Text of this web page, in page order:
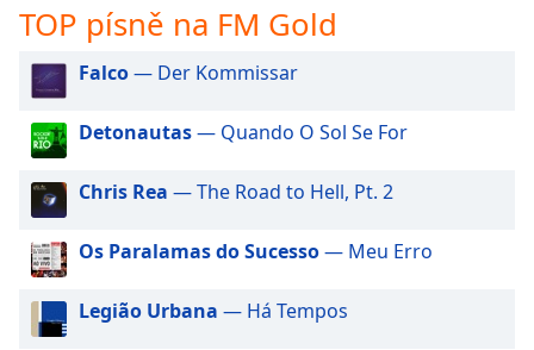
dialog
subtitles
off
selected
Audio
Track
Picture-
Picture
Fullscreen
This
TOP písně na FM Gold
Falco— Der Kommissar
Detonautas— Quando O Sol Se For
Chris Rea — The Road to Hell, Pt. 2
Os Paralamas do Sucesso— Meu Erro
Legião Urbana — Há Tempos